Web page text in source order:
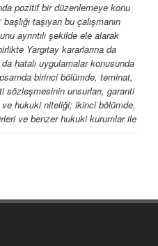
pozitif bir düzenlemeye konu
taşıyan bu çalışmanın
ayrıntılı şekilde ele alarak
Yargıtay kararlarına da
hatalı uygulamalar konusunda
birinci bölümde, teminat,
sözleşmesinin unsurları, garanti
hukuki niteliği; ikinci bölümde,
ve benzer hukuki kurumlar ile